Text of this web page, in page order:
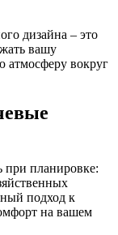
дизайна – это
вашу
атмосферу вокруг
при планировке:
подход к
на вашем